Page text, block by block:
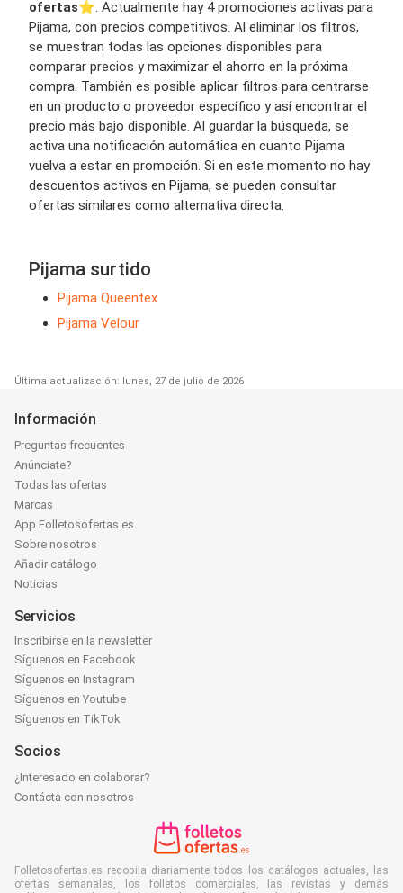
ofertas⭐️. Actualmente hay 4 promociones activas para
Pijama, con precios competitivos. Al eliminar los filtros,
se muestran todas las opciones disponibles para
comparar precios y maximizar el ahorro en la próxima
compra. También es posible aplicar filtros para centrarse
en un producto o proveedor específico y así encontrar el
precio más bajo disponible. Al guardar la búsqueda, se
activa una notificación automática en cuanto Pijama
vuelva a estar en promoción. Si en este momento no hay
descuentos activos en Pijama, se pueden consultar
ofertas similares como alternativa directa.
Pijama surtido
Pijama Queentex
Pijama Velour
Última actualización: lunes, 27 de julio de 2026
Información
Preguntas frecuentes
Anúnciate?
Todas las ofertas
Marcas
App Folletosofertas.es
Sobre nosotros
Añadir catálogo
Noticias
Servicios
Inscribirse en la newsletter
Síguenos en Facebook
Síguenos en Instagram
Síguenos en Youtube
Síguenos en TikTok
Socios
¿Interesado en colaborar?
Contácta con nosotros
Folletosofertas.es recopila diariamente todos los catálogos actuales, las
ofertas semanales, los folletos comerciales, las revistas y demás